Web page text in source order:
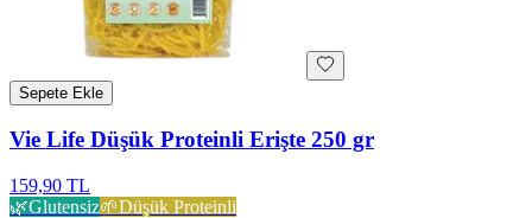
Sepete Ekle
Vie Life Düşük Proteinli Erişte 250 gr
159,90 TL
🌿Glutensiz🌱Düşük Proteinli